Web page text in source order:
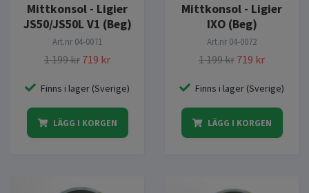
Mittkonsol - Ligier
JS50/JS50L V1 (Beg)
Art.nr 04-0071
1 199 kr 719 kr
Finns i lager (Sverige)
LÄGG I KORGEN
Mittkonsol - Ligier
IXO (Beg)
Art.nr 04-0072
1 199 kr 719 kr
Finns i lager (Sverige)
LÄGG I KORGEN